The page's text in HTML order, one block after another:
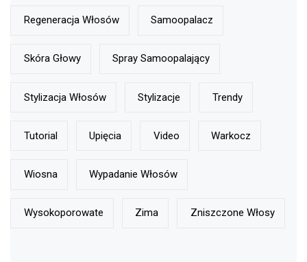
Regeneracja Włosów Samoopalacz
Skóra Głowy Spray Samoopalający
Stylizacja Włosów Stylizacje Trendy
Tutorial Upięcia Video Warkocz
Wiosna Wypadanie Włosów
Wysokoporowate Zima Zniszczone Włosy